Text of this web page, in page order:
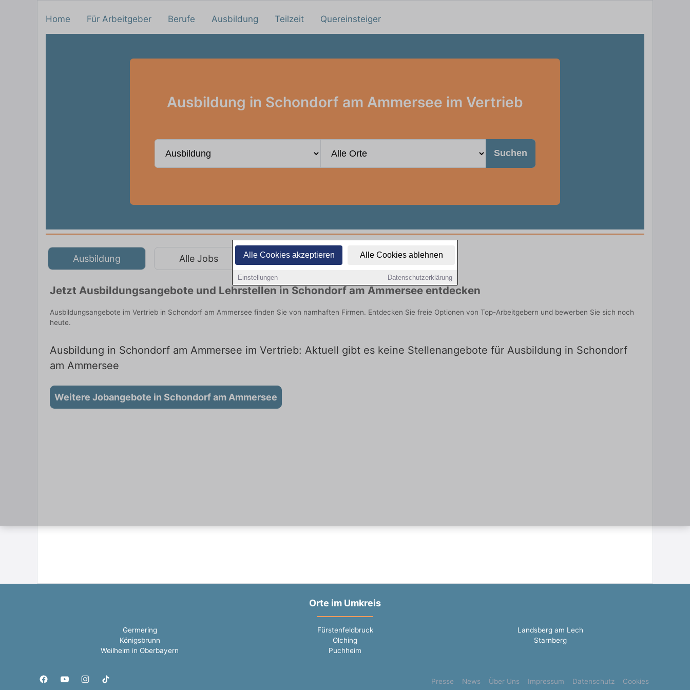
Alle Cookies akzeptieren Alle Cookies ablehnen
Einstellungen Datenschutzerklärung
Home Für Arbeitgeber Berufe Ausbildung Teilzeit Quereinsteiger
Ausbildung in Schondorf am Ammersee im Vertrieb
Suchen
Ausbildung Alle Jobs Teilzeit Quereinsteiger
Jetzt Ausbildungsangebote und Lehrstellen in Schondorf am Ammersee entdecken
Ausbildungsangebote im Vertrieb in Schondorf am Ammersee finden Sie von namhaften Firmen. Entdecken Sie freie Optionen von Top-Arbeitgebern und bewerben Sie sich noch
heute.
Ausbildung in Schondorf am Ammersee im Vertrieb: Aktuell gibt es keine Stellenangebote für Ausbildung in Schondorf
am Ammersee
Weitere Jobangebote in Schondorf am Ammersee
Orte im Umkreis
Germering Fürstenfeldbruck
Landsberg am Lech
Königsbrunn
Olching
Starnberg
Weilheim in Oberbayern
Puchheim
Presse News Über Uns Impressum Datenschutz Cookies